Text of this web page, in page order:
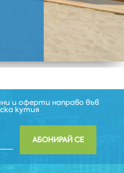
и оферти направо във
кутия
АБОНИРАЙ СЕ